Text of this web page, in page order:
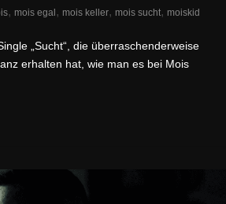
, mois egal , mois keller, mois sucht, moiskid
„Sucht“, die überraschenderweise
erhalten hat, wie man es bei Mois